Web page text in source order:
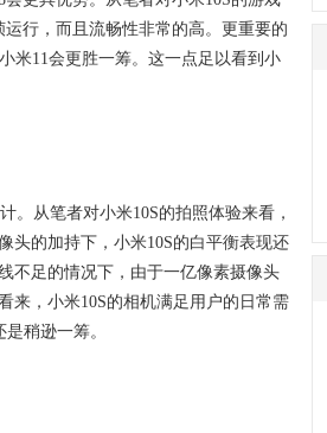
行，而且流畅性非常的高。更重要的
米11会更胜一筹。这一点足以看到小
从笔者对小米10S的拍照体验来看，
头的加持下，小米10S的白平衡表现还
不足的情况下，由于一亿像素摄像头
来，小米10S的相机满足用户的日常需
稍逊一筹。